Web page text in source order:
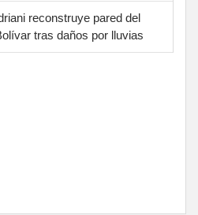
reconstruye pared del
tras daños por lluvias